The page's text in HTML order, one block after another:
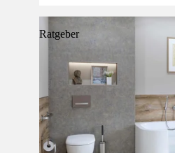
Ratgeber